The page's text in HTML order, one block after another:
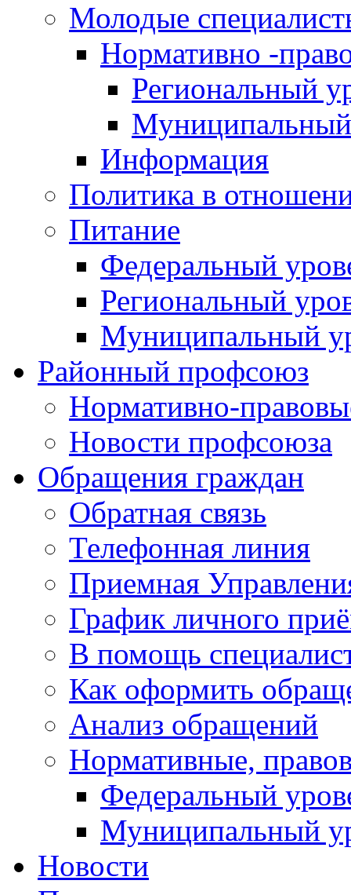
Молодые
Нормативно -
Региональный
Информация
Политика в
Питание
Федеральный
Региональный
Муниципальный
Районный профсоюз
Нормативно-
Новости профсоюза
Обращения граждан
Обратная связь
Телефонная линия
Приемная
График личного
В помощь
Как оформить
Анализ обращений
Нормативные,
Федеральный
Муниципальный
Новости